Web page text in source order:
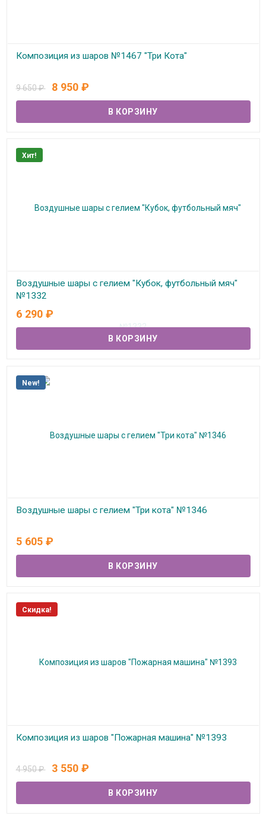
Композиция из шаров №1467 "Три Кота"
9 650₽ 8 950 ₽
Хит!
Воздушные шары с гелием "Кубок, футбольный мяч"
№1332
В наличии
6 290 ₽
New!
Воздушные шары с гелием "Три кота" №1346
5 605 ₽
Скидка!
Композиция из шаров "Пожарная машина" №1393
4 950₽ 3 550 ₽